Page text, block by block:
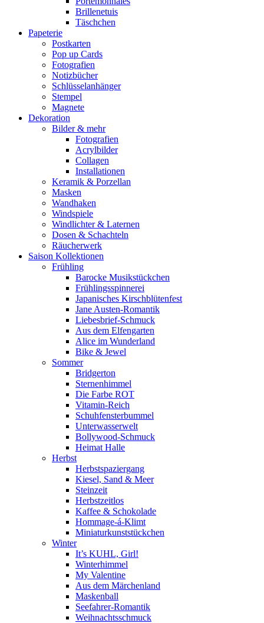
Brillenetuis
Täschchen
Papeterie
Postkarten
Pop up Cards
Fotografien
Notizbücher
Schlüsselanhänger
Stempel
Magnete
Dekoration
Bilder & mehr
Fotografien
Acrylbilder
Collagen
Installationen
Keramik & Porzellan
Masken
Wandhaken
Windspiele
Windlichter & Laternen
Dosen & Schachteln
Räucherwerk
Saison Kollektionen
Frühling
Barocke Musikstückchen
Frühlingsspinnerei
Japanisches Kirschblütenfest
Jane Austen-Romantik
Liebesbrief-Schmuck
Aus dem Elfengarten
Alice im Wunderland
Bike & Jewel
Sommer
Bridgerton
Sternenhimmel
Die Farbe ROT
Vitamin-Reich
Schuhfensterbummel
Unterwasserwelt
Bollywood-Schmuck
Heimat Halle
Herbst
Herbstspaziergang
Kiesel, Sand & Meer
Steinzeit
Herbstzeitlos
Kaffee & Schokolade
Hommage-á-Klimt
Miniaturkunststückchen
Winter
It’s KUHL, Girl!
Winterhimmel
My Valentine
Aus dem Märchenland
Maskenball
Seefahrer-Romantik
Weihnachtsschmuck